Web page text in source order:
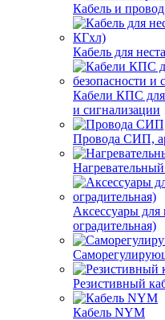
Кабель и
Кабель для
Кабели КПС для
и сигнализации
Провода СИП,
Аксессуары для
оградительная)
Резистивный
Кабель NYM